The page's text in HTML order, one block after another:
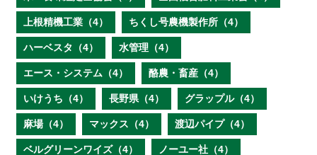
上根精機工業（4） ちくし号農機製作所（4）
ハーベスタ（4） 水管理（4）
エース・システム（4） 酪農・畜産（4）
いけうち（4） 長野県（4） グラップル（4）
麻場（4） マックス（4） 渡辺パイプ（4）
ベルグリーンワイズ（4） ノーユー社（4）